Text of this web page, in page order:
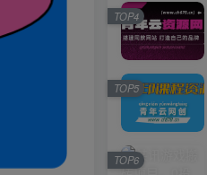
TOP4
TOP5
TOP6